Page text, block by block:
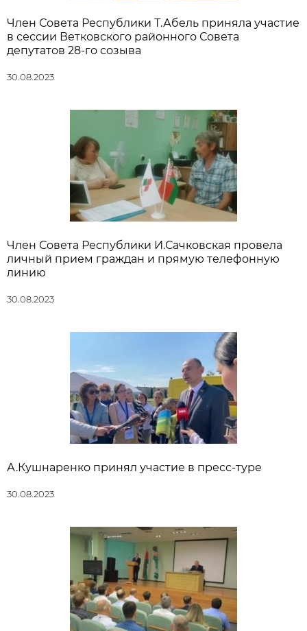
Член Совета Республики Т.Абель приняла участие
в сессии Ветковского районного Совета
депутатов 28-го созыва
30.08.2023
Член Совета Республики И.Сачковская провела
личный прием граждан и прямую телефонную
линию
30.08.2023
А.Кушнаренко принял участие в пресс-туре
30.08.2023